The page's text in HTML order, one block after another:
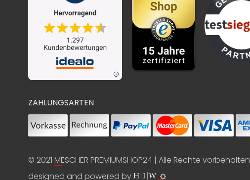
ZAHLUNGSARTEN
© 2021 MESCHER PREMIUMSHOP24 | Alle Rechte vorbehalten
designed and powered by